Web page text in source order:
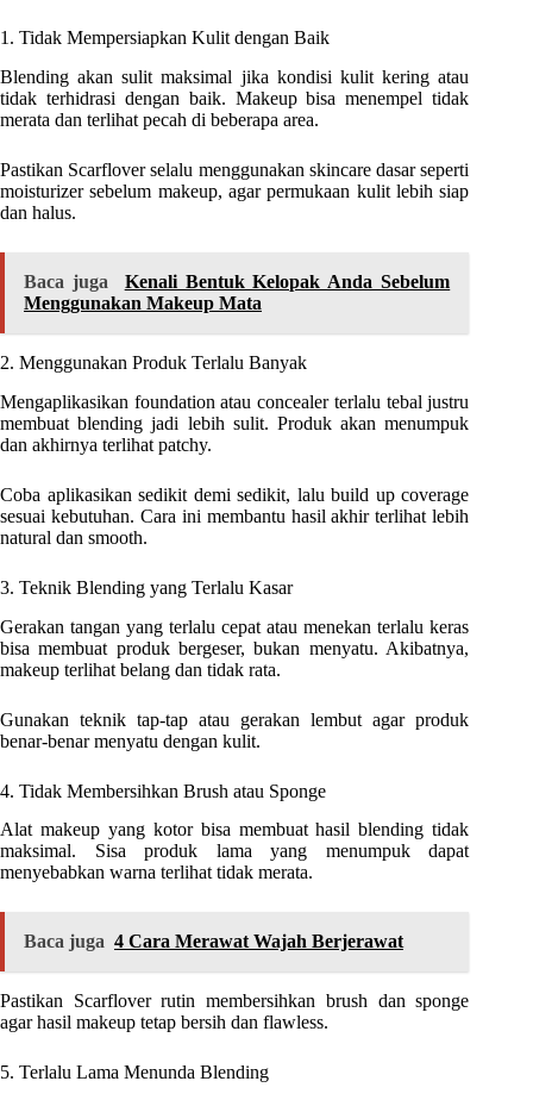
1. Tidak Mempersiapkan Kulit dengan Baik
Blending akan sulit maksimal jika kondisi kulit kering atau
tidak terhidrasi dengan baik. Makeup bisa menempel tidak
merata dan terlihat pecah di beberapa area.
Pastikan Scarflover selalu menggunakan skincare dasar seperti
moisturizer sebelum makeup, agar permukaan kulit lebih siap
dan halus.
Baca juga
Kenali Bentuk Kelopak Anda Sebelum
Menggunakan Makeup Mata
2. Menggunakan Produk Terlalu Banyak
Mengaplikasikan foundation atau concealer terlalu tebal justru
membuat blending jadi lebih sulit. Produk akan menumpuk
dan akhirnya terlihat patchy.
Coba aplikasikan sedikit demi sedikit, lalu build up coverage
sesuai kebutuhan. Cara ini membantu hasil akhir terlihat lebih
natural dan smooth.
3. Teknik Blending yang Terlalu Kasar
Gerakan tangan yang terlalu cepat atau menekan terlalu keras
bisa membuat produk bergeser, bukan menyatu. Akibatnya,
makeup terlihat belang dan tidak rata.
Gunakan teknik tap-tap atau gerakan lembut agar produk
benar-benar menyatu dengan kulit.
4. Tidak Membersihkan Brush atau Sponge
Alat makeup yang kotor bisa membuat hasil blending tidak
maksimal. Sisa produk lama yang menumpuk dapat
menyebabkan warna terlihat tidak merata.
Baca juga 4 Cara Merawat Wajah Berjerawat
Pastikan Scarflover rutin membersihkan brush dan sponge
agar hasil makeup tetap bersih dan flawless.
5. Terlalu Lama Menunda Blending